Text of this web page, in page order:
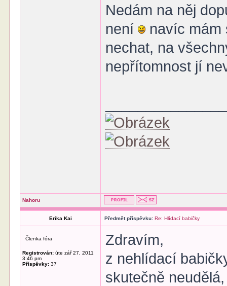
Nedám na něj
není
navíc mám
nechat, na
nepřítomnost jí
Nahoru
Erika Kai Předmět příspěvku: Re: Hlídací babičky
Členka fóra
Registrován: úte zář 27, 2011
3:46 pm
Příspěvky: 37
Zdravím,
z nehlídací
skutečně